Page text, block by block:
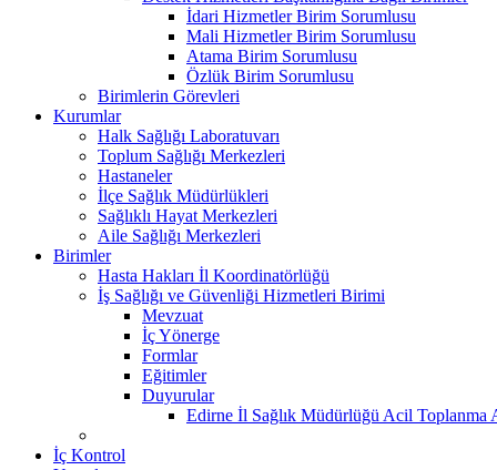
İdari Hizmetler Birim Sorumlusu
Mali Hizmetler Birim Sorumlusu
Atama Birim Sorumlusu
Özlük Birim Sorumlusu
Birimlerin Görevleri
Kurumlar
Halk Sağlığı Laboratuvarı
Toplum Sağlığı Merkezleri
Hastaneler
İlçe Sağlık Müdürlükleri
Sağlıklı Hayat Merkezleri
Aile Sağlığı Merkezleri
Birimler
Hasta Hakları İl Koordinatörlüğü
İş Sağlığı ve Güvenliği Hizmetleri Birimi
Mevzuat
İç Yönerge
Formlar
Eğitimler
Duyurular
Edirne İl Sağlık Müdürlüğü Acil Toplanma
İç Kontrol